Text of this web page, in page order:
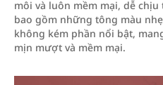
môi và luôn mềm mại, dễ
bao gồm những tông màu
không kém phần nổi bật,
mịn mượt và mềm mại.